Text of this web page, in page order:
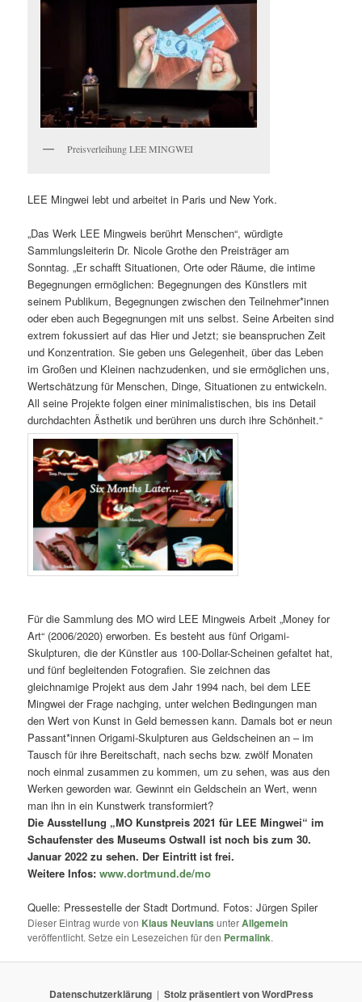
Preisverleihung LEE MINGWEI
LEE Mingwei lebt und arbeitet in Paris und New York.
„Das Werk LEE Mingweis berührt Menschen“, würdigte
Sammlungsleiterin Dr. Nicole Grothe den Preisträger am
Sonntag. „Er schafft Situationen, Orte oder Räume, die intime
Begegnungen ermöglichen: Begegnungen des Künstlers mit
seinem Publikum, Begegnungen zwischen den Teilnehmer*innen
oder eben auch Begegnungen mit uns selbst. Seine Arbeiten sind
extrem fokussiert auf das Hier und Jetzt; sie beanspruchen Zeit
und Konzentration. Sie geben uns Gelegenheit, über das Leben
im Großen und Kleinen nachzudenken, und sie ermöglichen uns,
Wertschätzung für Menschen, Dinge, Situationen zu entwickeln.
All seine Projekte folgen einer minimalistischen, bis ins Detail
durchdachten Ästhetik und berühren uns durch ihre Schönheit.“
Für die Sammlung des MO wird LEE Mingweis Arbeit „Money for
Art“ (2006/2020) erworben. Es besteht aus fünf Origami-
Skulpturen, die der Künstler aus 100-Dollar-Scheinen gefaltet hat,
und fünf begleitenden Fotografien. Sie zeichnen das
gleichnamige Projekt aus dem Jahr 1994 nach, bei dem LEE
Mingwei der Frage nachging, unter welchen Bedingungen man
den Wert von Kunst in Geld bemessen kann. Damals bot er neun
Passant*innen Origami-Skulpturen aus Geldscheinen an – im
Tausch für ihre Bereitschaft, nach sechs bzw. zwölf Monaten
noch einmal zusammen zu kommen, um zu sehen, was aus den
Werken geworden war. Gewinnt ein Geldschein an Wert, wenn
man ihn in ein Kunstwerk transformiert?
Die Ausstellung „MO Kunstpreis 2021 für LEE Mingwei“ im
Schaufenster des Museums Ostwall ist noch bis zum 30.
Januar 2022 zu sehen. Der Eintritt ist frei.
Weitere Infos:www.dortmund.de/mo
Quelle: Pressestelle der Stadt Dortmund. Fotos: Jürgen Spiler
Dieser Eintrag wurde von Klaus Neuvians unterAllgemein
veröffentlicht. Setze ein Lesezeichen für den Permalink.
Datenschutzerklärung Stolz präsentiert von WordPress